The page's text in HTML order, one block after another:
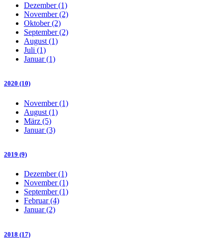
Dezember (1)
November (2)
Oktober (2)
September (2)
August (1)
Juli (1)
Januar (1)
2020 (10)
November (1)
August (1)
März (5)
Januar (3)
2019 (9)
Dezember (1)
November (1)
September (1)
Februar (4)
Januar (2)
2018 (17)